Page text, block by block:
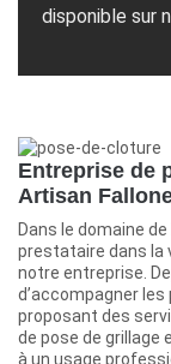
disponible sur
Entreprise de
Artisan
Dans le domaine
prestataire dans la
notre entreprise.
d’accompagner
proposant des
de pose de grillage
à un usage